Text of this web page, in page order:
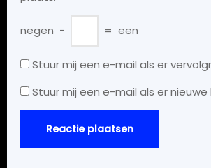
negen − = een
Stuur mij een e-mail als er
Stuur mij een e-mail als er nieuwe